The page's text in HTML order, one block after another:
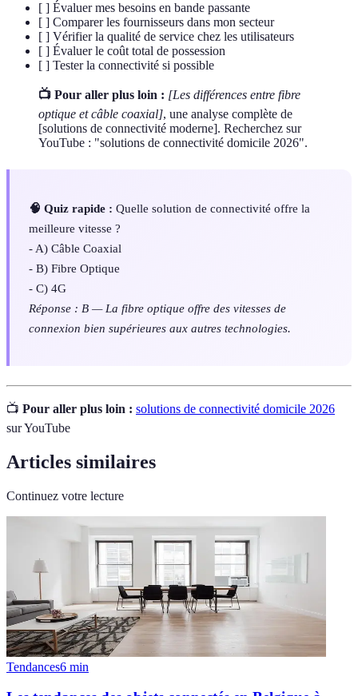
[ ] Évaluer mes besoins en bande passante
[ ] Comparer les fournisseurs dans mon secteur
[ ] Vérifier la qualité de service chez les utilisateurs
[ ] Évaluer le coût total de possession
[ ] Tester la connectivité si possible
📺 Pour aller plus loin : [Les différences entre fibre
optique et câble coaxial], une analyse complète de
[solutions de connectivité moderne]. Recherchez sur
YouTube : "solutions de connectivité domicile 2026".
🧠 Quiz rapide : Quelle solution de connectivité offre la
meilleure vitesse ?
- A) Câble Coaxial
- B) Fibre Optique
- C) 4G
Réponse : B — La fibre optique offre des vitesses de
connexion bien supérieures aux autres technologies.
📺 Pour aller plus loin : solutions de connectivité domicile 2026
sur YouTube
Articles similaires
Continuez votre lecture
Tendances6 min